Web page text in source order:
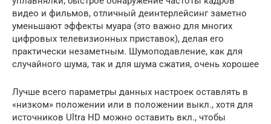
видео и фильмов, отличный деинтерлейсинг заметно
уменьшают эффекты муара (это важно для многих
цифровых телевизионных приставок), делая его
практически незаметным. Шумоподавление, как для
случайного шума, так и для шума сжатия, очень хорошее
Лучше всего параметры данных настроек оставлять в
«низком» положении или в положении выкл., хотя для
источников Ultra HD можно оставить вкл., чтобы